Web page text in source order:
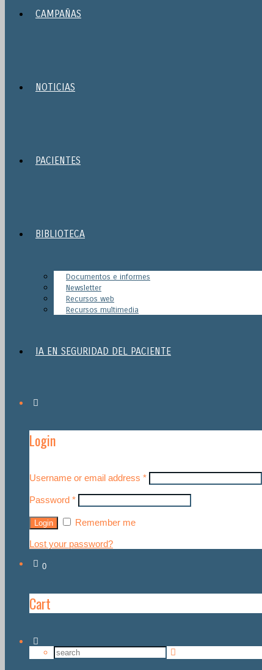
CAMPAÑAS
NOTICIAS
PACIENTES
BIBLIOTECA
Documentos e informes
Newsletter
Recursos web
Recursos multimedia
IA EN SEGURIDAD DEL PACIENTE
Login
Username or email address *
Password *
Remember me
Lost your password?
0
Cart